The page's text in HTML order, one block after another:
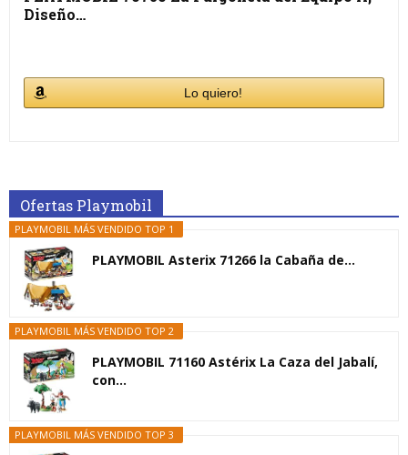
Diseño…
Lo quiero!
Ofertas Playmobil
PLAYMOBIL MÁS VENDIDO TOP 1
PLAYMOBIL Asterix 71266 la Cabaña de...
PLAYMOBIL MÁS VENDIDO TOP 2
PLAYMOBIL 71160 Astérix La Caza del Jabalí,
con...
PLAYMOBIL MÁS VENDIDO TOP 3